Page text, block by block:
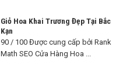
Giỏ Hoa Khai Trương Đẹp Tại Bắc
Kạn
90 / 100 Được cung cấp bởi Rank
Math SEO Cửa Hàng Hoa ...